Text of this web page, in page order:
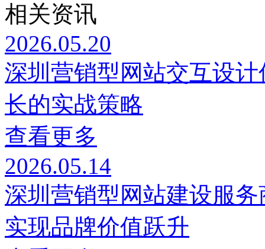
相关资讯
2026.05.20
深圳营销型网站交互设
长的实战策略
查看更多
2026.05.14
深圳营销型网站建设服
实现品牌价值跃升